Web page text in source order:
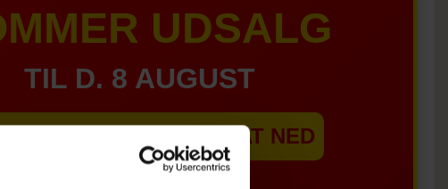
UDSALG
TIL D. 8 AUGUST
WEBSHOPPEN ER SAT NED